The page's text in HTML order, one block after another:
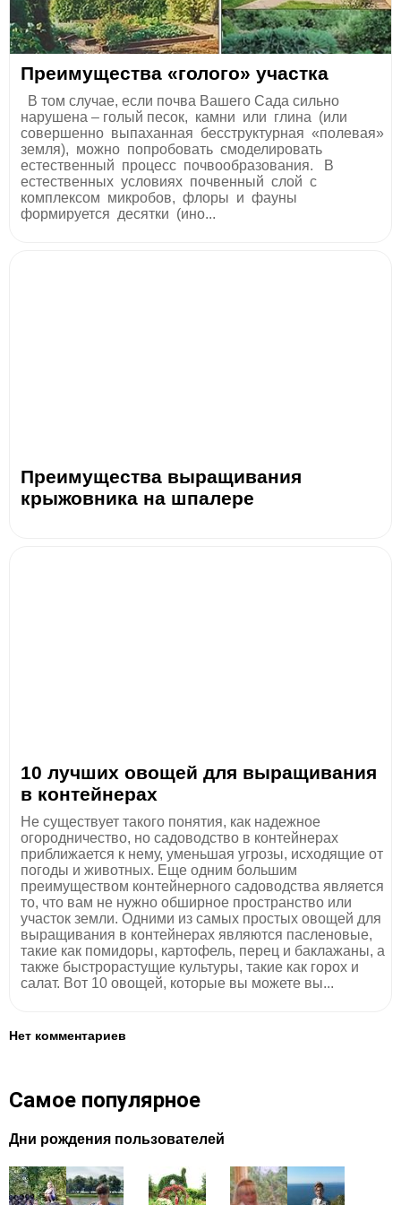
Преимущества «голого» участка
В том случае, если почва Вашего Сада сильно
нарушена – голый песок, камни или глина (или
совершенно выпаханная бесструктурная «полевая»
земля), можно попробовать смоделировать
естественный процесс почвообразования. В
естественных условиях почвенный слой с
комплексом микробов, флоры и фауны
формируется десятки (ино...
Преимущества выращивания
крыжовника на шпалере
10 лучших овощей для выращивания
в контейнерах
Не существует такого понятия, как надежное
огородничество, но садоводство в контейнерах
приближается к нему, уменьшая угрозы, исходящие от
погоды и животных. Еще одним большим
преимуществом контейнерного садоводства является
то, что вам не нужно обширное пространство или
участок земли. Одними из самых простых овощей для
выращивания в контейнерах являются пасленовые,
такие как помидоры, картофель, перец и баклажаны, а
также быстрорастущие культуры, такие как горох и
салат. Вот 10 овощей, которые вы можете вы...
Нет комментариев
Самое популярное
Дни рождения пользователей